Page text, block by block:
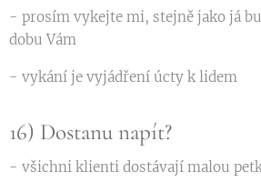
- prosím vykejte mi, stejně jako já
dobu Vám
- vykání je vyjádření úcty k lidem
16) Dostanu napít?
- všichni klienti dostávají malou